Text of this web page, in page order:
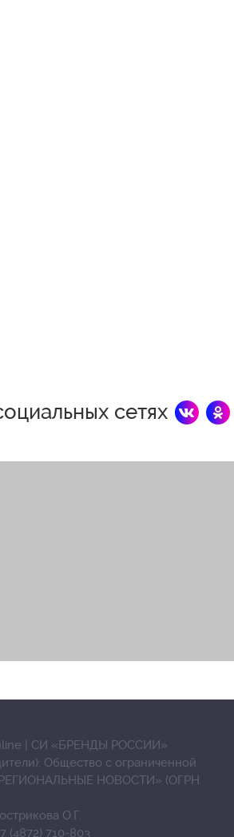
сетях
| СИ «БРЕНДЫ РОССИИ»
Общество с ограниченной
НОВОСТИ» (ОГРН
О.Г.
(4872) 710-803